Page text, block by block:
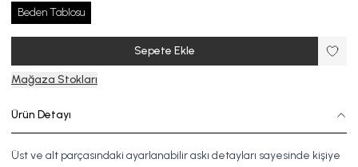
Beden Tablosu
Sepete Ekle
Mağaza Stokları
Ürün Detayı
Üst ve alt parçasındaki ayarlanabilir askı detayları sayesinde kişiye